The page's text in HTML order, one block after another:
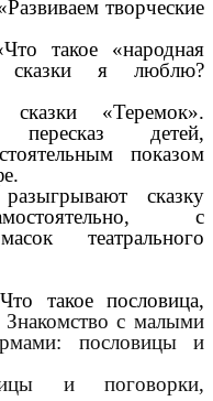
творческие
такое «народная
сказки я люблю?
«Теремок».
пересказ детей,
показом
сказку
с
театрального
такое пословица,
Знакомство с малыми
пословицы и
и поговорки,